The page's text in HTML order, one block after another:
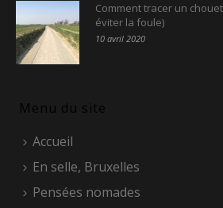
Comment tracer un
éviter la foule)
10 avril 2020
Menu du site
Accueil
En selle, Bruxelles
Pensées nomades